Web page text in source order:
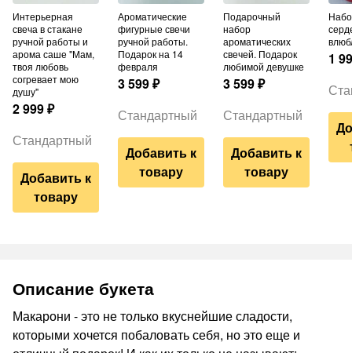
Интерьерная
свеча в стакане
ручной работы и
арома саше "Мам,
твоя любовь
согревает мою
душу"
2 999₽
Стандартный
Добавить к
товару
Ароматические
фигурные свечи
ручной работы.
Подарок на 14
февраля
3 599₽
Стандартный
Добавить к
товару
Подарочный
набор
ароматических
свечей. Подарок
любимой девушке
3 599₽
Стандартный
Добавить к
товару
Набор шаров из 3
1
Описание букета
Макарони - это не только вкуснейшие сладости,
которыми хочется побаловать себя, но это еще и